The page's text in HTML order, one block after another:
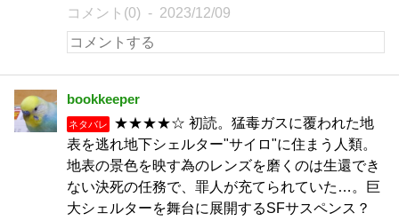
コメント(0) 2023/12/09
bookkeeper
ネタバレ
★★★★☆ 初読。猛毒ガスに覆われた地
表を逃れ地下シェルター"サイロ"に住まう人類。
地表の景色を映す為のレンズを磨くのは生還でき
ない決死の任務で、罪人が充てられていた…。巨
大シェルターを舞台に展開するSFサスペンス？